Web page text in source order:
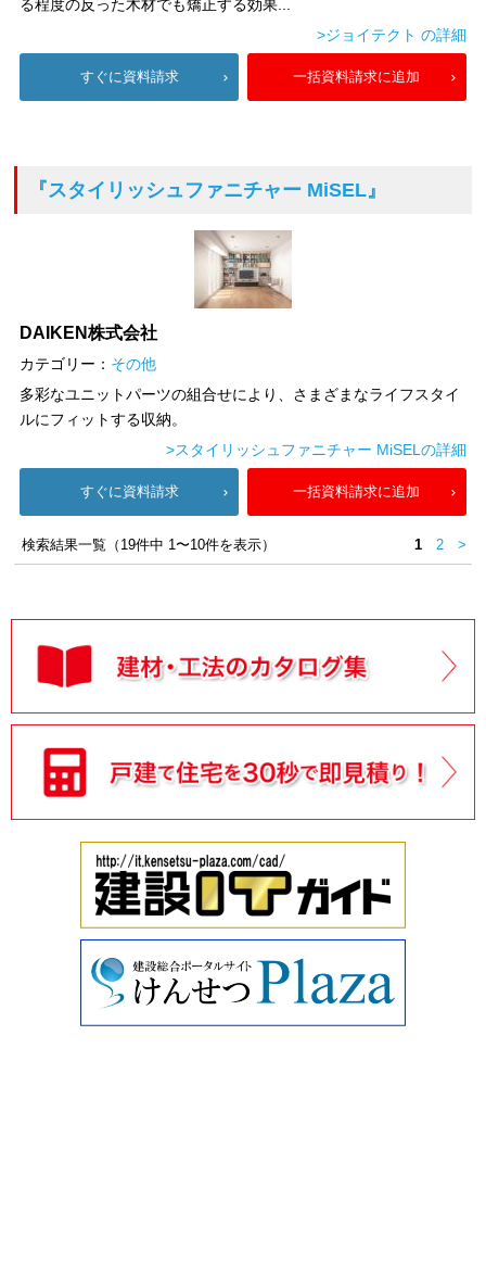
る程度の反った木材でも矯正する効果...
>ジョイテクト の詳細
すぐに資料請求 一括資料請求に追加
『スタイリッシュファニチャー MiSEL』
DAIKEN株式会社
カテゴリー： その他
多彩なユニットパーツの組合せにより、さまざまなライフスタイ
ルにフィットする収納。
>スタイリッシュファニチャー MiSELの詳細
すぐに資料請求 一括資料請求に追加
検索結果一覧（19件中 1〜10件を表示） 1 2 >